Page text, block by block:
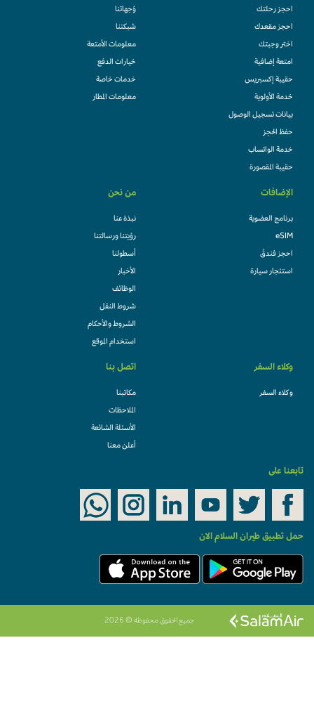
احجز رحلتك
احجز مقعدك
اختر وجبتك
امتعة إضافية
حقيبة إكسبريس
خدمة الأولوية
بيانات تسجيل الوصول
حفظ الحجز
خدمة الواتساب
حقيبة المقصورة
وُجهاتنا
شبكتنا
معلومات الأمتعة
خيارات الدفع
خدمات خاصة
معلومات المطار
الإضافات
برنامج العضوية
eSIM
احجز فندقً
استئجار سيارة
من نحن
نبذة عنا
رؤيتنا ورسالتنا
أسطولنا
الأخبار
الوظائف
شروط النقل
الشروط والأحكام
استخدام الموقع
وكلاء السفر
وكلاء السفر
اتصل بنا
مكاتبنا
الملاحظات
الأسئلة الشائعة
أعلن معنا
على
تطبيق طيران السلام الان
جميع الحقوق محفوظة © 2026